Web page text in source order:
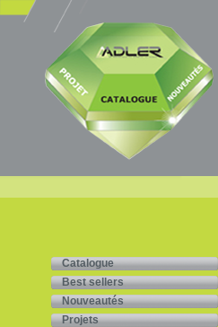
Catalogue
Best sellers
Nouveautés
Projets